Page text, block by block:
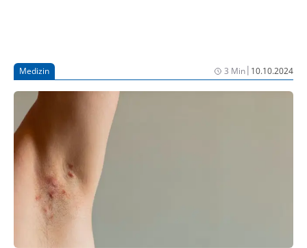
Medizin 3 Min| 10.10.2024